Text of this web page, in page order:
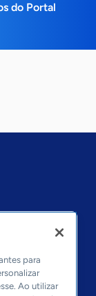
do Portal
para
Ao utilizar